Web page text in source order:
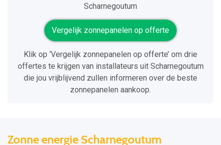
Scharnegoutum
Vergelijk zonnepanelen op offerte
Klik op ‘Vergelijk zonnepanelen op offerte’ om drie
offertes te krijgen van installateurs uit Scharnegoutum
die jou vrijblijvend zullen informeren over de beste
zonnepanelen aankoop.
Zonne energie Scharnegoutum